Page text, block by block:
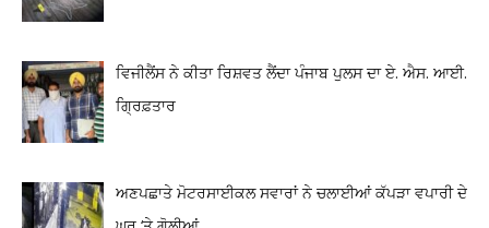
ਵਿਜੀਲੈਂਸ ਨੇ ਕੀਤਾ ਰਿਸ਼ਵਤ ਲੈਂਦਾ ਪੰਜਾਬ ਪੁਲਸ ਦਾ ਏ. ਐਸ. ਆਈ.
ਗ੍ਰਿਫ਼ਤਾਰ
ਅਣਪਛਾਤੇ ਮੋਟਰਸਾਈਕਲ ਸਵਾਰਾਂ ਨੇ ਚਲਾਈਆਂ ਕੱਪੜਾ ਵਪਾਰੀ ਦੇ